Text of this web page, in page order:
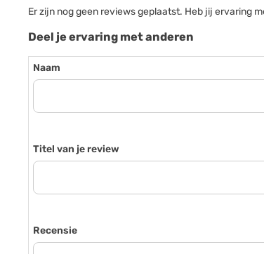
Er zijn nog geen reviews geplaatst. Heb jij ervaring
Deel je ervaring met anderen
Naam
Titel van je review
Recensie